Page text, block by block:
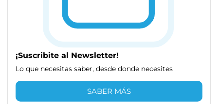
¡Suscribite al Newsletter!
Lo que necesitas saber, desde donde necesites
SABER MÁS